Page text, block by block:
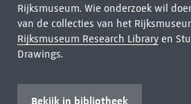
Rijksmuseum. Wie onderzoek wil
van de collecties van het
Rijksmuseum Research Libraryen
Drawings.
Bekijk in bibliotheek